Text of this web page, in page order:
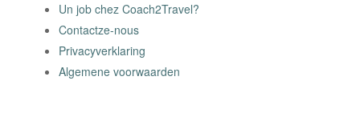
Un job chez Coach2Travel?
Contactze-nous
Privacyverklaring
Algemene voorwaarden